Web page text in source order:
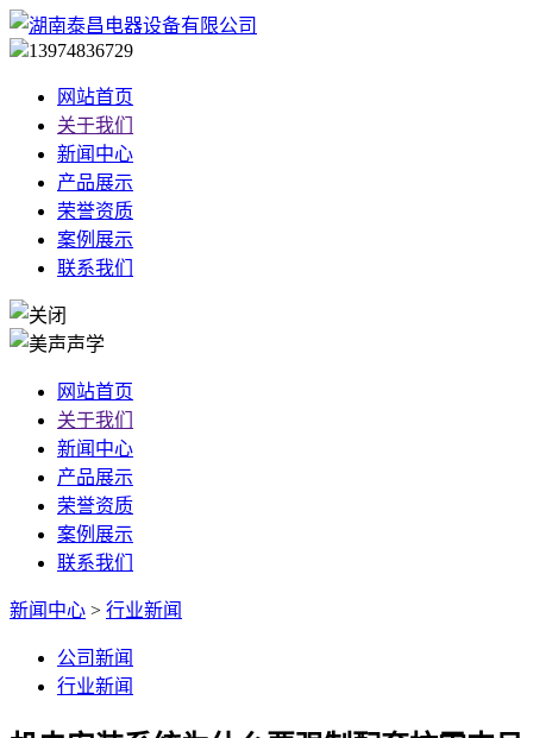
13974836729
网站首页
关于我们
新闻中心
产品展示
荣誉资质
案例展示
联系我们
网站首页
关于我们
新闻中心
产品展示
荣誉资质
案例展示
联系我们
新闻中心 > 行业新闻
公司新闻
行业新闻